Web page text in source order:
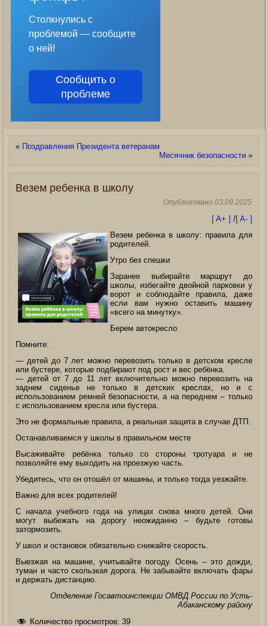
Столкнулись с
проблемой — сообщите
о ней!
Сообщить о
проблеме
« Поздравления Президента ветеранам
Месячник безопасности»
Везем ребенка в школу
Опубликовано 03.09.2025
[ A+ ] /[ A- ]
Везем ребенка в школу: правила для
родителей.
Утро без спешки
Заранее выбирайте маршрут до
школы, избегайте двойной парковки у
ворот и соблюдайте правила, даже
если вам нужно оставить машину
«всего на минутку».
Берем автокресло
Помните:
— детей до 7 лет можно перевозить только в детском кресле
или бустере, которые подбирают под рост и вес ребёнка.
— детей от 7 до 11 лет включительно можно перевозить на
заднем сиденье не только в детских креслах, но и с
использованием ремней безопасности, а на переднем – только
с использованием кресла или бустера.
Это не формальные правила, а реальная защита в случае ДТП.
Останавливаемся у школы в правильном месте
Высаживайте ребёнка только со стороны тротуара и не
позволяйте ему выходить на проезжую часть.
Убедитесь, что он отошёл от машины, и только тогда уезжайте.
Важно для всех родителей!
С начала учебного года на улицах снова много детей. Они
могут выбежать на дорогу неожиданно – будьте готовы
затормозить.
У школ и остановок обязательно снижайте скорость.
Выезжая на машине, учитывайте погоду. Осень – это дожди,
туман и часто скользкая дорога. Не забывайте включать фары
и держать дистанцию.
Отделение Госавтоинспекции ОМВД России по Усть-
Абаканскому району
Количество просмотров: 39